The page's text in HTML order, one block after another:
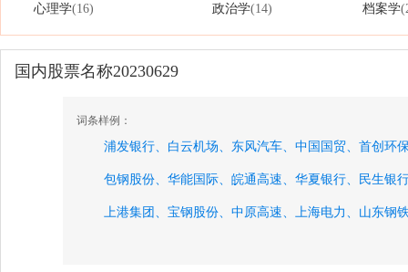
心理学(16) 政治学(14) 档案学
国内股票名称20230629
词条样例：
浦发银行、 白云机场、 东风汽车、 中国国贸、 首创环
包钢股份、 华能国际、 皖通高速、 华夏银行、 民生银
上港集团、 宝钢股份、 中原高速、 上海电力、 山东钢